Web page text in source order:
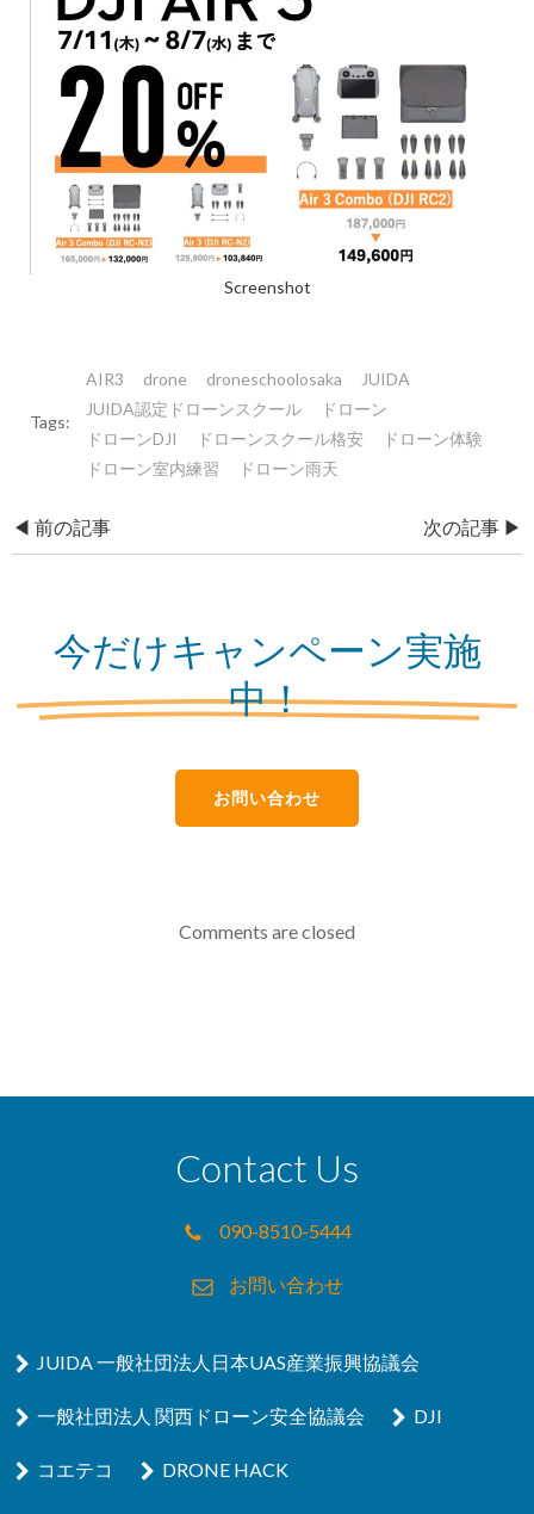
Screenshot
Tags:
AIR3 drone droneschoolosaka
JUIDA
JUIDA認定ドローンスクール
ドローン
ドローンDJI
ドローンスクール格安
ドローン体験
ドローン室内練習
ドローン雨天
Post
◀︎ 前の記事 次の記事 ▶︎
今だけキャンペーン実施
中！
お問い合わせ
Comments are closed
Contact Us
090-8510-5444
お問い合わせ
JUIDA 一般社団法人日本UAS産業振興協議会
一般社団法人 関西ドローン安全協議会 DJI
コエテコ DRONE HACK